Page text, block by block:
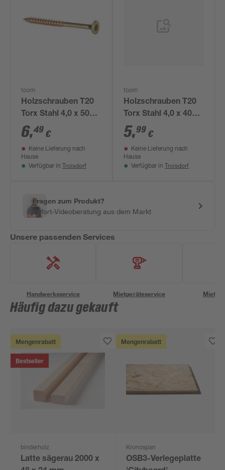
toom
Holzschrauben T20
Torx Stahl 4,0 x 50
mm 50 Stück
6,49 €
Keine Lieferung nach
Hause
Verfügbar in Troisdorf
toom
Holzschrauben T20
Torx Stahl 4,0 x 40
mm 50 Stück
5,99 €
Keine Lieferung nach
Hause
Verfügbar in Troisdorf
Fragen zum Produkt?
Sofort-Videoberatung aus dem Markt
Unsere passenden Services
Handwerksservice Mietgeräteservice
Häufig dazu gekauft
Mengenrabatt
Bestseller
binderholz
Latte sägerau 2000 x
Mengenrabatt
Kronospan
OSB3-Verlegeplatte